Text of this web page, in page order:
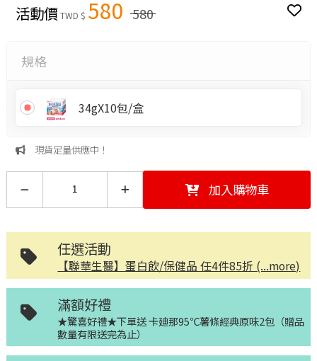
活動價TWD $ 580 580
規格
34gX10包/盒
現貨足量供應中！
加入購物車
任選活動
【聯華生醫】蛋白飲/保健品 任4件85折 (...more)
滿額好禮
★驚喜好禮★下單送 卡廸那95℃薯條經典原味2包（贈品
數量有限送完為止）